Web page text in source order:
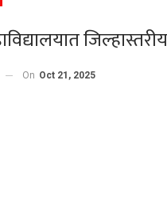
जिल्हास्तरीय
On Oct 21, 2025